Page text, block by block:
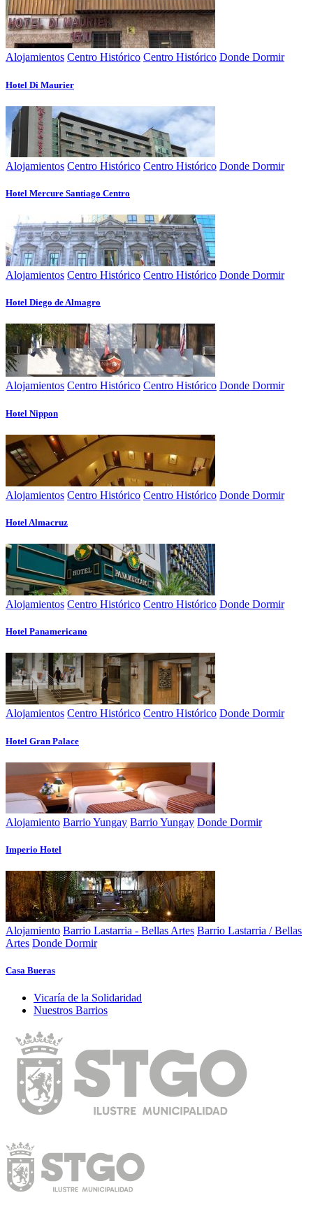
Alojamientos Centro Histórico Centro Histórico Donde Dormir
Hotel Di Maurier
Alojamientos Centro Histórico Centro Histórico Donde Dormir
Hotel Mercure Santiago Centro
Alojamientos Centro Histórico Centro Histórico Donde Dormir
Hotel Diego de Almagro
Alojamientos Centro Histórico Centro Histórico Donde Dormir
Hotel Nippon
Alojamientos Centro Histórico Centro Histórico Donde Dormir
Hotel Almacruz
Alojamientos Centro Histórico Centro Histórico Donde Dormir
Hotel Panamericano
Alojamientos Centro Histórico Centro Histórico Donde Dormir
Hotel Gran Palace
Alojamiento Barrio Yungay Barrio Yungay Donde Dormir
Imperio Hotel
Alojamiento Barrio Lastarria - Bellas Artes Barrio Lastarria / Bellas
Artes Donde Dormir
Casa Bueras
Vicarí­a de la Solidaridad
Nuestros Barrios